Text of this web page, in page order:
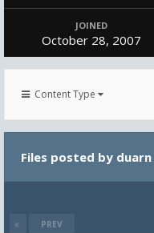
JOINED
October 28, 2007
Content Type
Files posted by duarn
PREV